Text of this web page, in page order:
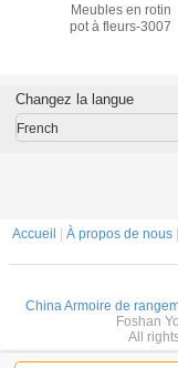
Meubles en rotin
pot à fleurs-3007
Changez la langue
French
Accueil À propos de nous|
China Armoire de
Foshan
All